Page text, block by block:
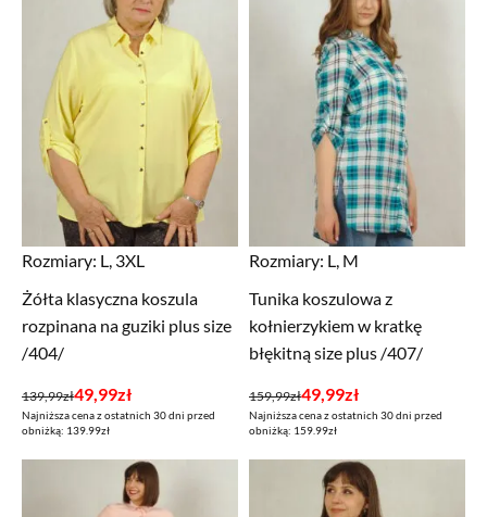
Rozmiary: L, 3XL
Żółta klasyczna koszula
rozpinana na guziki plus size
/404/
139,99zł
Pierwotna
cena
49,99zł
Aktualna
cena
Najniższa cena z ostatnich 30 dni przed
obniżką: 139.99zł
Rozmiary: L, M
Tunika koszulowa z
kołnierzykiem w kratkę
błękitną size plus /407/
159,99zł
Pierwotna
cena
49,99zł
Aktualna
cena
Najniższa cena z ostatnich 30 dni przed
obniżką: 159.99zł